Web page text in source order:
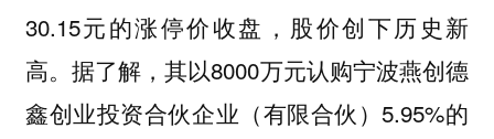
30.15元的涨停价收盘，股价创下历史新
高。据了解，其以8000万元认购宁波燕创德
鑫创业投资合伙企业（有限合伙）5.95%的